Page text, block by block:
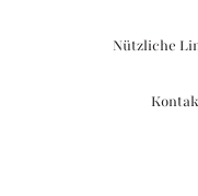
Nützliche